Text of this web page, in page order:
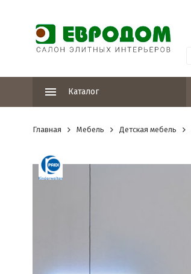
Каталог
Главная Мебель Детская мебель